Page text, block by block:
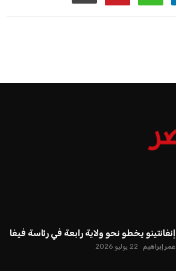
إنفانتينو يخطو نحو ولاية رابعة في رئاسة فيفا
عمر إبراهيم 22 يوليو 2026